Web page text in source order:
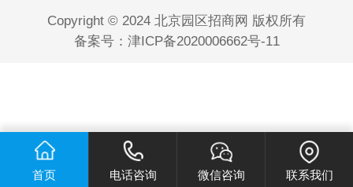
Copyright © 2024 北京园区招商网 版权所有
备案号： 津ICP备2020006662号-11
首页 电话咨询 微信咨询 联系我们